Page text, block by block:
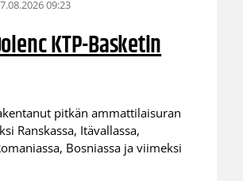
09:23
KTP-Basketin
pitkän ammattilaisuran
Ranskassa, Itävallassa,
Bosniassa ja viimeksi